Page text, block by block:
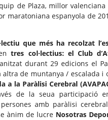
de Plaza, millor
maratoniana espanyola de
que més ha recolzat
tres col·lectius: el Club
durant 29 edicions el
de muntanya / escalada i
a la Paràlisi Cerebral
de la seua participació
amb paràlisi
ànim de lucre Nosotras